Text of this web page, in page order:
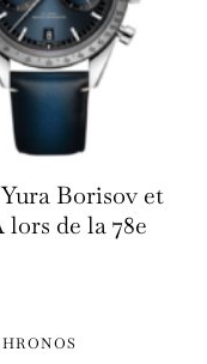
Borisov et
de la 78e